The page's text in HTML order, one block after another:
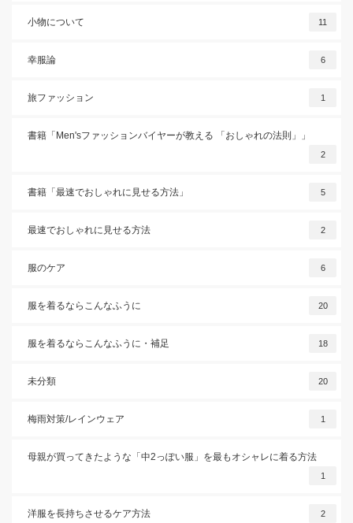
小物について 11
幸服論 6
旅ファッション 1
書籍「Men'sファッションバイヤーが教える 「おしゃれの法則」」
2
書籍「最速でおしゃれに見せる方法」 5
最速でおしゃれに見せる方法 2
服のケア 6
服を着るならこんなふうに 20
服を着るならこんなふうに・補足 18
未分類 20
梅雨対策/レインウェア 1
母親が買ってきたような「中2っぽい服」を最もオシャレに着る方法
1
洋服を長持ちさせるケア方法 2